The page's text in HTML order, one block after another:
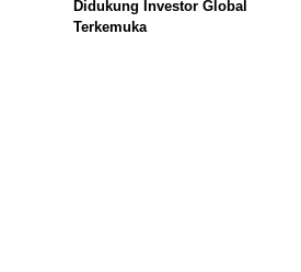
Didukung Investor Global
Terkemuka